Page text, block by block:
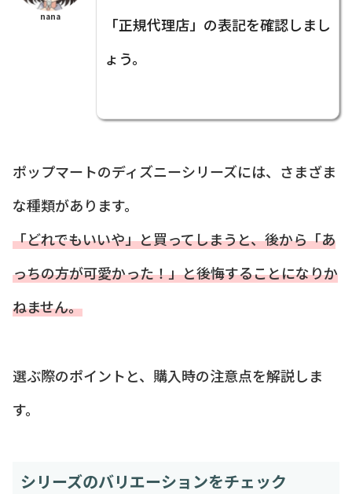
nana
「正規代理店」の表記を確認しまし
ょう。
ポップマートのディズニーシリーズには、さまざま
な種類があります。
「どれでもいいや」と買ってしまうと、後から「あ
っちの方が可愛かった！」と後悔することになりか
ねません。
選ぶ際のポイントと、購入時の注意点を解説しま
す。
シリーズのバリエーションをチェック